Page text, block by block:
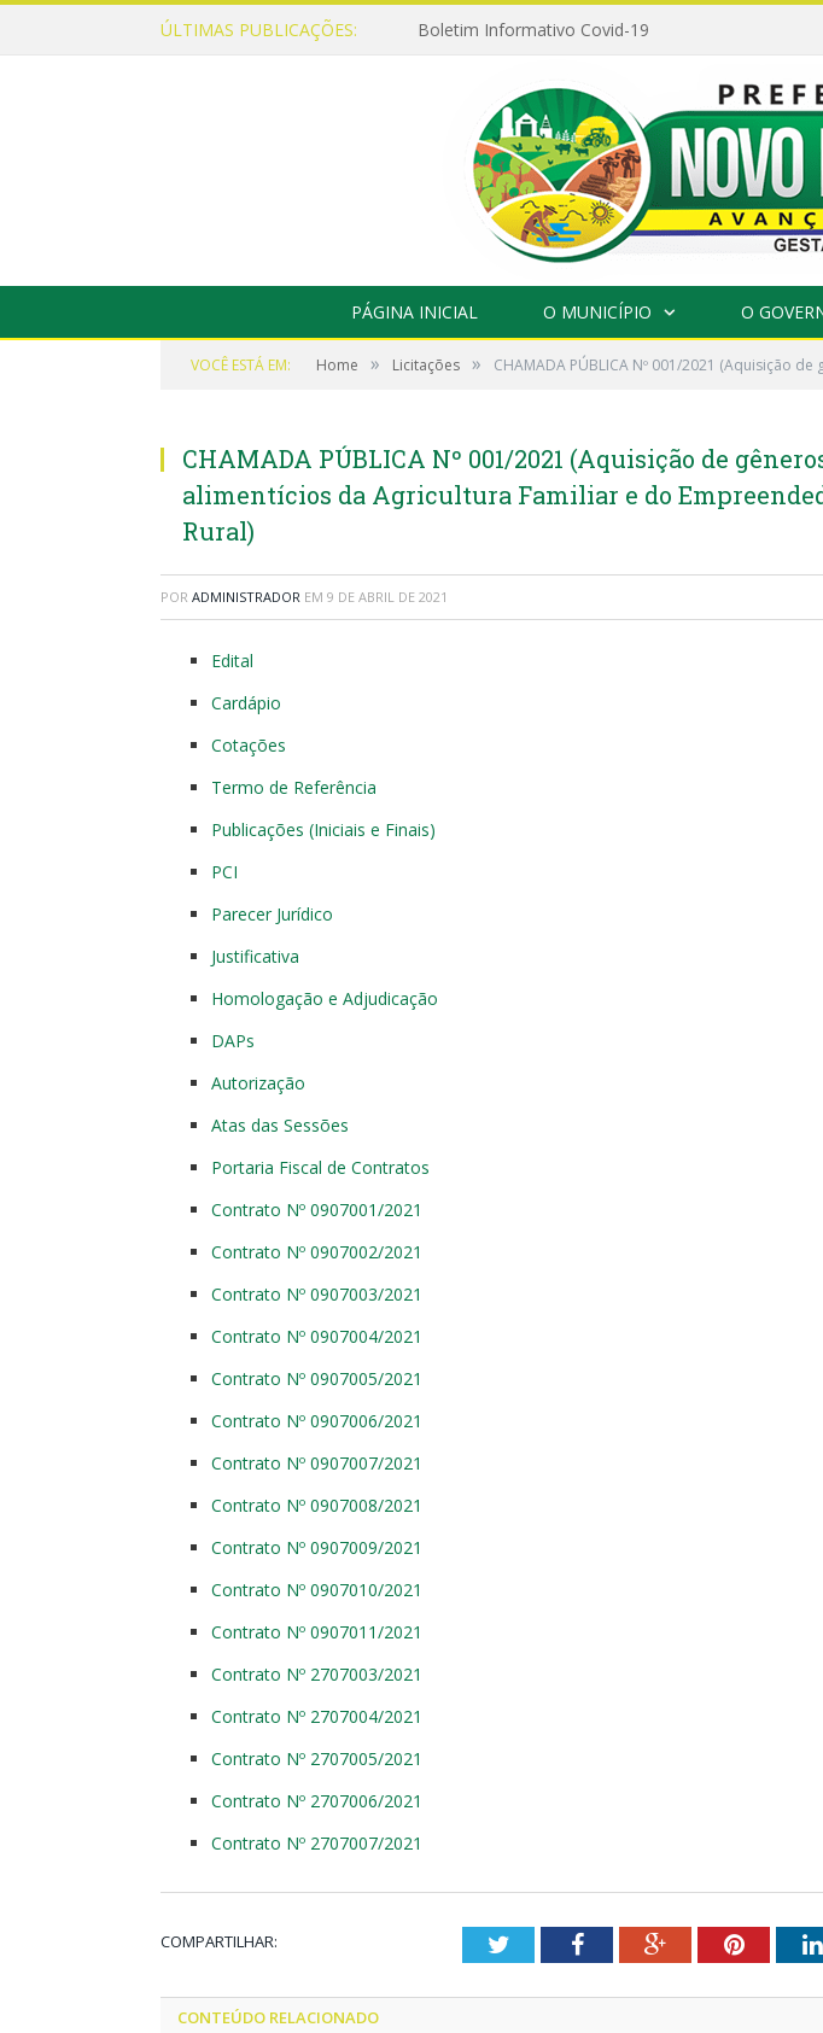
ÚLTIMAS PUBLICAÇÕES: Boletim Informativo Covid-19
PÁGINA INICIAL O MUNICÍPIO O
VOCÊ ESTÁ EM: Home » Licitações » CHAMADA PÚBLICA Nº 001/2021 (Aquisição
CHAMADA PÚBLICA Nº 001/2021 (Aquisição de
alimentícios da Agricultura Familiar e do
Rural)
POR ADMINISTRADOR EM 9 DE ABRIL DE 2021
Edital
Cardápio
Cotações
Termo de Referência
Publicações (Iniciais e Finais)
PCI
Parecer Jurídico
Justificativa
Homologação e Adjudicação
DAPs
Autorização
Atas das Sessões
Portaria Fiscal de Contratos
Contrato Nº 0907001/2021
Contrato Nº 0907002/2021
Contrato Nº 0907003/2021
Contrato Nº 0907004/2021
Contrato Nº 0907005/2021
Contrato Nº 0907006/2021
Contrato Nº 0907007/2021
Contrato Nº 0907008/2021
Contrato Nº 0907009/2021
Contrato Nº 0907010/2021
Contrato Nº 0907011/2021
Contrato Nº 2707003/2021
Contrato Nº 2707004/2021
Contrato Nº 2707005/2021
Contrato Nº 2707006/2021
Contrato Nº 2707007/2021
COMPARTILHAR: TwitterFacebookGoogle+Pinterest
CONTEÚDO RELACIONADO